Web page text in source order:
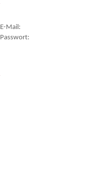
E-Mail:
Passwort: